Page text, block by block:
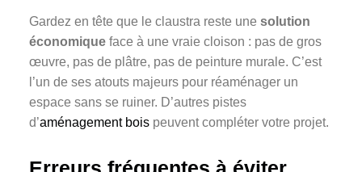
Gardez en tête que le claustra reste une solution
économique face à une vraie cloison : pas de gros
œuvre, pas de plâtre, pas de peinture murale. C’est
l’un de ses atouts majeurs pour réaménager un
espace sans se ruiner. D’autres pistes
d’aménagement bois peuvent compléter votre projet.